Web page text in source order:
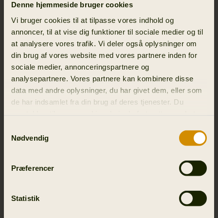
Denne hjemmeside bruger cookies
Vi bruger cookies til at tilpasse vores indhold og
annoncer, til at vise dig funktioner til sociale medier og til
at analysere vores trafik. Vi deler også oplysninger om
din brug af vores website med vores partnere inden for
sociale medier, annonceringspartnere og
analysepartnere. Vores partnere kan kombinere disse
data med andre oplysninger, du har givet dem, eller som
de har indsamlet fra din brug af deres tjenester. Du
Nødvendig
Præferencer
Statistik
men robuste, og giver stabilitet på ujævnt og glat
underlag. Hver detalje er nøje udvalgt for at give kontrol,
komfort og sikkerhed – uanset om du er på post, på
drivjagt eller i skoven.
KOMFORT OG FUNKTION I HVER DETALJE
Forester-serien er fyldt med gennemtænkte detaljer, der
gør en reel forskel i felten:
Neoprenfleece-for
stødabsorberende hælpude
reducerer træthed på lange jagtdage.
sæson efter sæson.